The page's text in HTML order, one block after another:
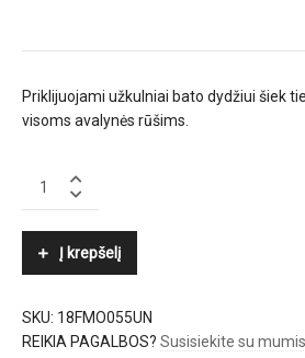
Priklijuojami užkulniai bato dydžiui šiek
visoms avalynės rūšims.
quantity
Į krepšelį
SKU: 18FMO055UN
REIKIA PAGALBOS? Susisiekite su mumis